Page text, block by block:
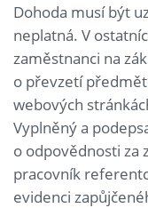
Dohoda musí být
neplatná. V
zaměstnanci na
o převzetí
webových
Vyplněný a
o odpovědnosti za
pracovník
evidenci